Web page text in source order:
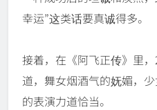
幸运”这类话要真诚得多。
接着，在《阿飞正传》里
道，舞女烟酒气的妩媚，
的表演力道恰当。